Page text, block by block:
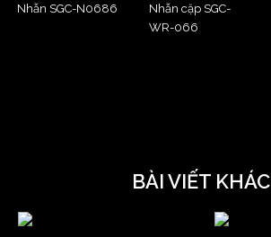
Nhẫn SGC-N0686
Nhẫn cặp SGC-
WR-066
BÀI VIẾT KHÁC